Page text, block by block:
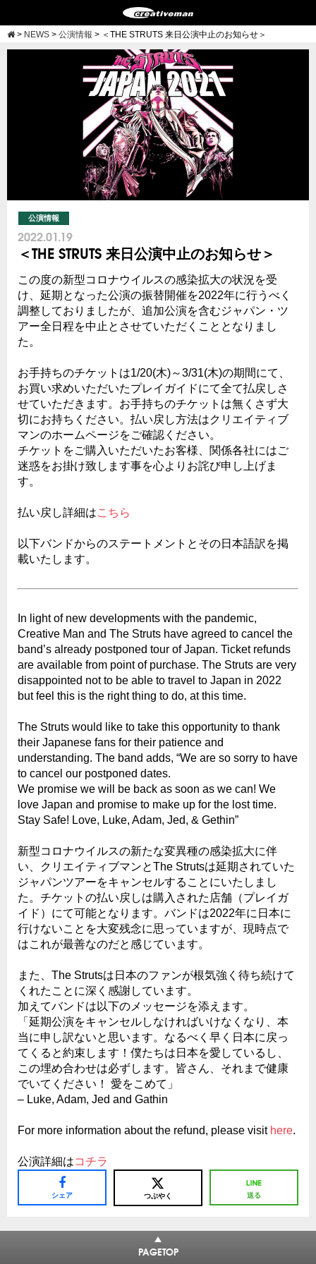
> NEWS > 公演情報 > ＜THE STRUTS 来日公演中止のお知らせ＞
公演情報
2022.01.19
＜THE STRUTS 来日公演中止のお知らせ＞
この度の新型コロナウイルスの感染拡大の状況を受
け、延期となった公演の振替開催を2022年に行うべく
調整しておりましたが、追加公演を含むジャパン・ツ
アー全日程を中止とさせていただくこととなりまし
た。
お手持ちのチケットは1/20(木)～3/31(木)の期間にて、
お買い求めいただいたプレイガイドにて全て払戻しさ
せていただきます。お手持ちのチケットは無くさず大
切にお持ちください。払い戻し方法はクリエイティブ
マンのホームページをご確認ください。
チケットをご購入いただいたお客様、関係各社にはご
迷惑をお掛け致します事を心よりお詫び申し上げま
す。
払い戻し詳細はこちら
以下バンドからのステートメントとその日本語訳を掲
載いたします。
In light of new developments with the pandemic,
Creative Man and The Struts have agreed to cancel the
band’s already postponed tour of Japan. Ticket refunds
are available from point of purchase. The Struts are very
disappointed not to be able to travel to Japan in 2022
but feel this is the right thing to do, at this time.
The Struts would like to take this opportunity to thank
their Japanese fans for their patience and
understanding. The band adds, “We are so sorry to have
to cancel our postponed dates.
We promise we will be back as soon as we can! We
love Japan and promise to make up for the lost time.
Stay Safe! Love, Luke, Adam, Jed, & Gethin”
新型コロナウイルスの新たな変異種の感染拡大に伴
い、クリエイティブマンとThe Strutsは延期されていた
ジャパンツアーをキャンセルすることにいたしまし
た。チケットの払い戻しは購入された店舗（プレイガ
イド）にて可能となります。バンドは2022年に日本に
行けないことを大変残念に思っていますが、現時点で
はこれが最善なのだと感じています。
また、The Strutsは日本のファンが根気強く待ち続けて
くれたことに深く感謝しています。
加えてバンドは以下のメッセージを添えます。
「延期公演をキャンセルしなければいけなくなり、本
当に申し訳ないと思います。なるべく早く日本に戻っ
てくると約束します！僕たちは日本を愛しているし、
この埋め合わせは必ずします。皆さん、それまで健康
でいてください！ 愛をこめて」
– Luke, Adam, Jed and Gathin
For more information about the refund, please visit here.
公演詳細はコチラ
シェア つぶやく 送る
PAGETOP